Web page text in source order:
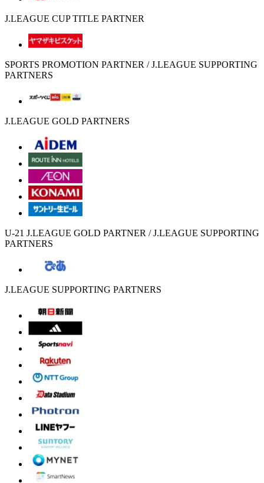
J.LEAGUE CUP TITLE PARTNER
SPORTS PROMOTION PARTNER / J.LEAGUE SUPPORTING
PARTNERS
J.LEAGUE GOLD PARTNERS
U-21 J.LEAGUE GOLD PARTNER / J.LEAGUE SUPPORTING
PARTNERS
J.LEAGUE SUPPORTING PARTNERS